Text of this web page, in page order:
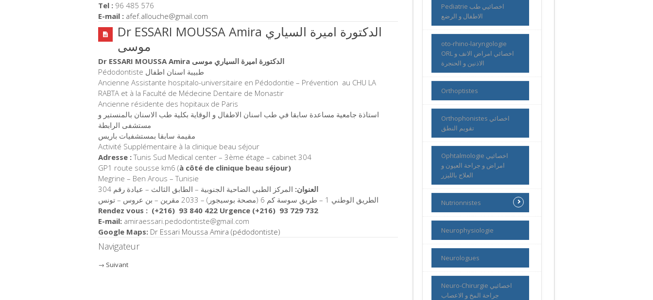
Tel : 96 485 576
E-mail : afef.allouche@gmail.com
Dr ESSARI MOUSSA Amira الدكتورة اميرة السياري
موسى
Dr ESSARI MOUSSA Amira الدكتورة اميرة السياري موسى
Pédodontiste طبيبة اسنان اطفال
Ancienne Assistante hospitalo-universitaire en Pédodontie – Prévention au CHU LA
RABTA et à la Faculté de Médecine Dentaire de Monastir
Ancienne résidente des hopitaux de Paris
استاذة جامعية مساعدة سابقا في طب اسنان الاطفال و الوقاية بكلية طب الاسنان بالمنستير و
مستشفى الرابطة
مقيمة سابقا بمستشفيات باريس
Activité Supplémentaire à la clinique beau séjour
Adresse :Tunis Sud Medical center – 3ème étage – cabinet 304
GP1 route sousse km6 (à côté de clinique beau séjour)
Megrine – Ben Arous – Tunisie
العنوان: المركز الطبي الضاحية الجنوبية – الطابق الثالث – عيادة رقم 304
الطريق الوطني 1 – طريق سوسة كم 6 (مصحة بوسيجور) – 2033 مقرين – بن عروس – تونس
Rendez vous : (+216) 93 840 422 Urgence (+216) 93 729 732
E-mail: amiraessari.pedodontiste@gmail.com
Google Maps: Dr Essari Moussa Amira (pédodontiste)
Navigateur
→ Suivant
Pediatrie اخصائيي طب
الاطفال و الرضع
oto-rhino-laryngologie
ORL اخصائي امراض الانف و
الاذنين و الحنجرة
Orthoptistes
Orthophonistes اخصائي
تقويم النطق
Ophtalmologie اخصائيي
امراض و جراحة العيون و
العلاج بالليزر
Nutrionnistes
Neurophysiologie
Neurologues
Neuro-Chirurgie اخصائيي
جراحة المخ و الاعصاب